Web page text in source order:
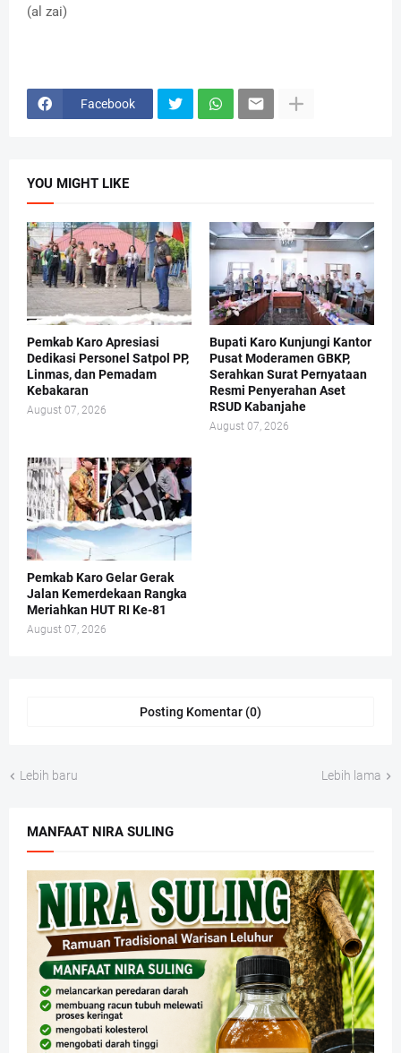
(al zai)
Facebook
YOU MIGHT LIKE
Pemkab Karo Apresiasi
Dedikasi Personel Satpol PP,
Linmas, dan Pemadam
Kebakaran
August 07, 2026
Bupati Karo Kunjungi Kantor
Pusat Moderamen GBKP,
Serahkan Surat Pernyataan
Resmi Penyerahan Aset
RSUD Kabanjahe
August 07, 2026
Pemkab Karo Gelar Gerak
Jalan Kemerdekaan Rangka
Meriahkan HUT RI Ke-81
August 07, 2026
Posting Komentar (0)
Lebih baru Lebih lama
MANFAAT NIRA SULING